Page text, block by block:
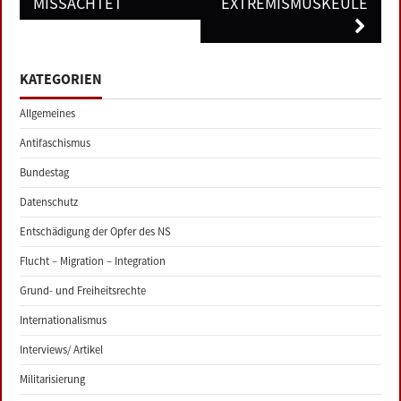
KATEGORIEN
Allgemeines
Antifaschismus
Bundestag
Datenschutz
Entschädigung der Opfer des NS
Flucht – Migration – Integration
Grund- und Freiheitsrechte
Internationalismus
Interviews/ Artikel
Militarisierung